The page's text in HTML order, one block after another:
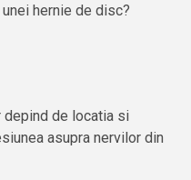
hernie de disc?
de locatia si
asupra nervilor din